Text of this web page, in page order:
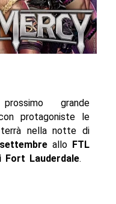
grande
protagoniste le
nella notte di
allo FTL
Lauderdale.